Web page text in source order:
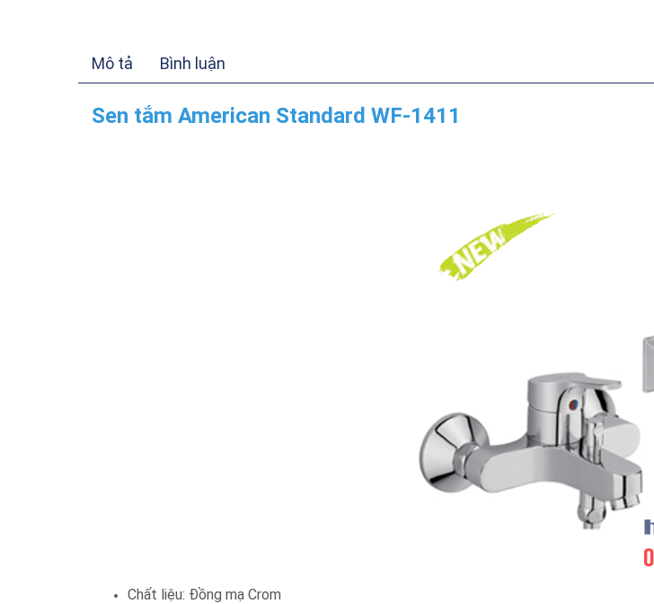
Mô tả Bình luận
Sen tắm American Standard WF-1411
Chất liệu: Đồng mạ Crom